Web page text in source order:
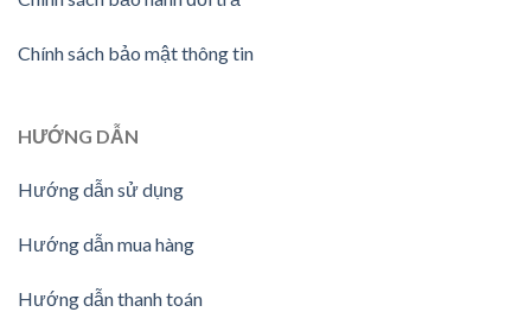
Chính sách bảo mật thông tin
HƯỚNG DẪN
Hướng dẫn sử dụng
Hướng dẫn mua hàng
Hướng dẫn thanh toán